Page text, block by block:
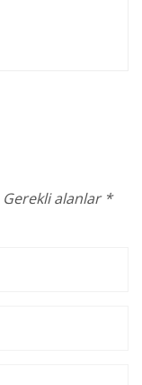
Gerekli alanlar *